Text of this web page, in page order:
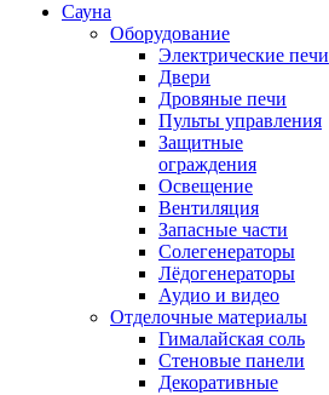
Сауна
Оборудование
Электрические печи
Двери
Дровяные печи
Пульты управления
Защитные
ограждения
Освещение
Вентиляция
Запасные части
Солегенераторы
Лёдогенераторы
Аудио и видео
Отделочные материалы
Гималайская соль
Стеновые панели
Декоративные